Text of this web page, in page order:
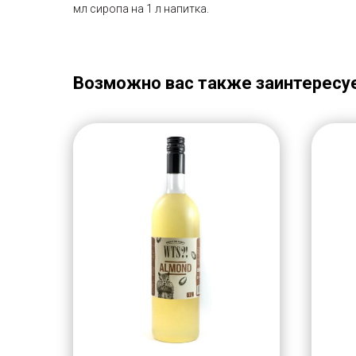
мл сиропа на 1 л напитка.
Возможно вас также